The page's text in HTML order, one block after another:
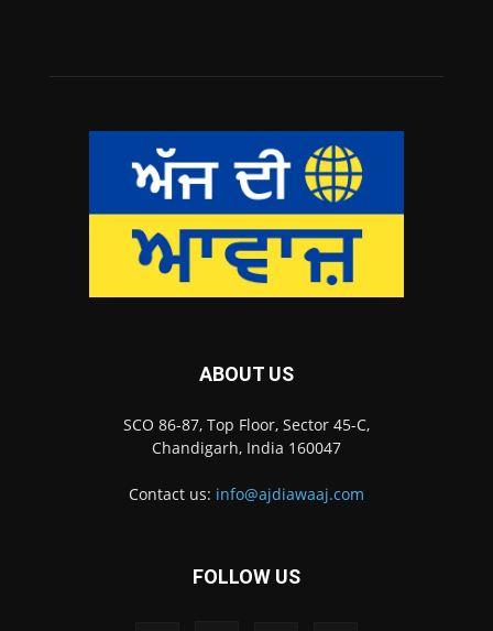
ABOUT US
SCO 86-87, Top Floor, Sector 45-C,
Chandigarh, India 160047
Contact us: info@ajdiawaaj.com
FOLLOW US